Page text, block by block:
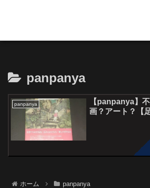
panpanya
panpanya
【panpanya】
画？アート？【
ホーム panpanya